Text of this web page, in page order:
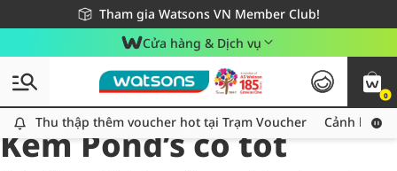
Tham gia Watsons VN Member Club!
Miễn phí giao hàng cho đơn hàng từ 249,000Đ
Giao hàng nhanh 24h - Áp dụng khu vực TP. Hồ Chí Minh
Cửa hàng & Dịch vụ
0
Thu thập thêm voucher hot tại Trạm Voucher
Thu thập thêm voucher hot tại Trạm Voucher Cảnh báo
All
Chăm Sóc Cá Nhân
Kem Pond’s có tốt